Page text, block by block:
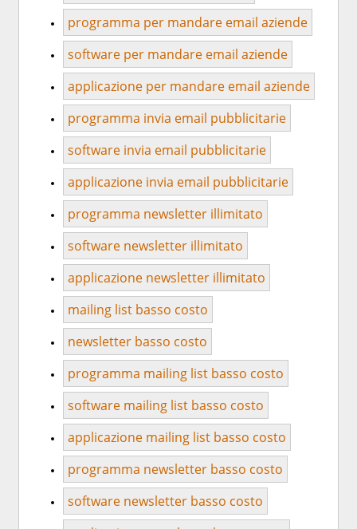
programma per mandare email aziende
software per mandare email aziende
applicazione per mandare email aziende
programma invia email pubblicitarie
software invia email pubblicitarie
applicazione invia email pubblicitarie
programma newsletter illimitato
software newsletter illimitato
applicazione newsletter illimitato
mailing list basso costo
newsletter basso costo
programma mailing list basso costo
software mailing list basso costo
applicazione mailing list basso costo
programma newsletter basso costo
software newsletter basso costo